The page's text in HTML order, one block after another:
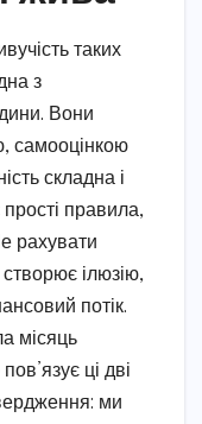
таких
з
Вони
самооцінкою
складна і
правила,
рахувати
ілюзію,
потік.
місяць
ці дві
ми